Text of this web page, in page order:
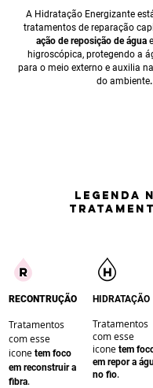
A Hidratação Energizante
tratamentos de reparação
ação de reposição de água
higroscópica, protegendo a
para o meio externo e auxilia
do ambiente.
LEGENDA
RECONTRUÇÃO
Tratamentos
com esse
icone tem foco
em reconstruir a
fibra.
HIDRATAÇÃO
Tratamentos
com esse
icone tem
em repor a
no fio.